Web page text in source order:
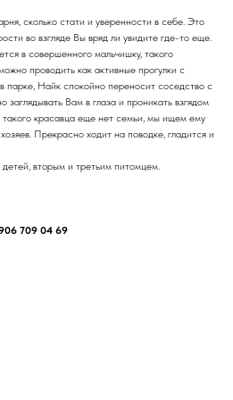
сколько стати и уверенности в себе. Это
во взгляде Вы вряд ли увидите где-то еще.
в совершенного мальчишку, такого
проводить как активные прогулки с
парке, Найк спокойно переносит соседство с
заглядывать Вам в глаза и проникать взгядом
такого красавца еще нет семьи, мы ищем ему
Прекрасно ходит на поводке, гладится и
вторым и третьим питомцем.
709 04 69